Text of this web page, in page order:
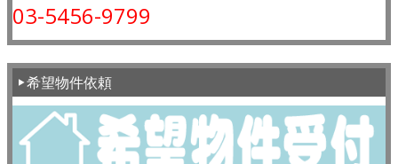
03-5456-9799
希望物件依頼